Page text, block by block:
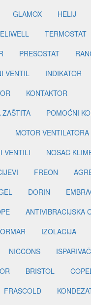
GLAMOX HELIJ
ELIWELL TERMOSTAT
PRESOSTAT
VENTIL
INDIKATOR
KONTAKTOR
ZAŠTITA
POMOĆNI
MOTOR VENTILATORA
VENTILI
NOSAČ
FREON
DORIN
ANTIVIBRACIJSKA
IZOLACIJA
NICCONS ISPARIVAČ
BRISTOL
FRASCOLD